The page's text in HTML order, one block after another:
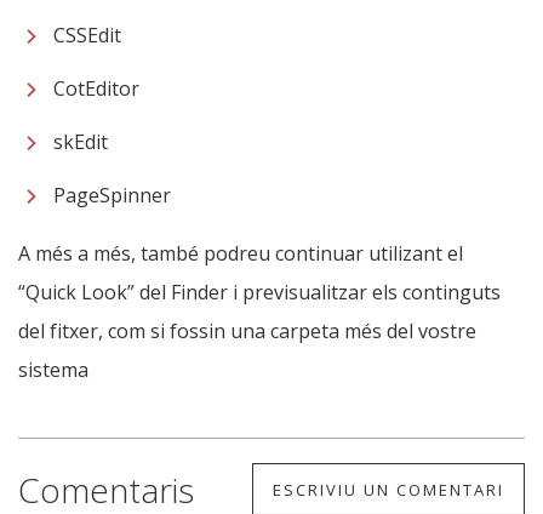
CSSEdit
CotEditor
skEdit
PageSpinner
A més a més, també podreu continuar utilizant el
“Quick Look” del Finder i previsualitzar els continguts
del fitxer, com si fossin una carpeta més del vostre
sistema
Comentaris ESCRIVIU UN COMENTARI